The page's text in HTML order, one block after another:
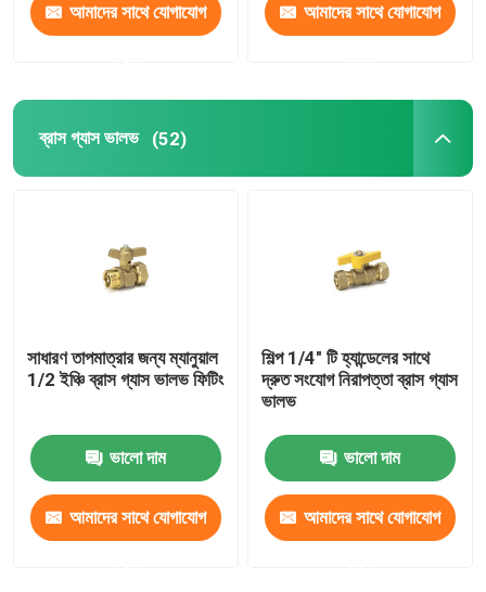
আমাদের সাথে যোগাযোগ আমাদের সাথে যোগাযোগ
ব্রাস গ্যাস ভালভ (52)
সাধারণ তাপমাত্রার জন্য ম্যানুয়াল
1/2 ইঞ্চি ব্রাস গ্যাস ভালভ ফিটিং
ভালো দাম
আমাদের সাথে যোগাযোগ
শিল্প 1/4" টি হ্যান্ডেলের সাথে
দ্রুত সংযোগ নিরাপত্তা ব্রাস গ্যাস
ভালভ
ভালো দাম
আমাদের সাথে যোগাযোগ